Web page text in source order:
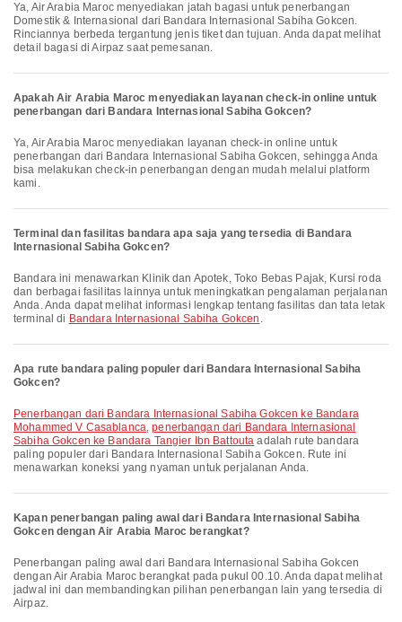
Ya, Air Arabia Maroc menyediakan jatah bagasi untuk penerbangan
Domestik & Internasional dari Bandara Internasional Sabiha Gokcen.
Rinciannya berbeda tergantung jenis tiket dan tujuan. Anda dapat melihat
detail bagasi di Airpaz saat pemesanan.
Apakah Air Arabia Maroc menyediakan layanan check-in online untuk
penerbangan dari Bandara Internasional Sabiha Gokcen?
Ya, Air Arabia Maroc menyediakan layanan check-in online untuk
penerbangan dari Bandara Internasional Sabiha Gokcen, sehingga Anda
bisa melakukan check-in penerbangan dengan mudah melalui platform
kami.
Terminal dan fasilitas bandara apa saja yang tersedia di Bandara
Internasional Sabiha Gokcen?
Bandara ini menawarkan Klinik dan Apotek, Toko Bebas Pajak, Kursi roda
dan berbagai fasilitas lainnya untuk meningkatkan pengalaman perjalanan
Anda. Anda dapat melihat informasi lengkap tentang fasilitas dan tata letak
terminal di Bandara Internasional Sabiha Gokcen .
Apa rute bandara paling populer dari Bandara Internasional Sabiha
Gokcen?
penerbangan dari Bandara Internasional Sabiha Gokcen ke Bandara
Mohammed V Casablanca,penerbangan dari Bandara Internasional
Sabiha Gokcen ke Bandara Tangier Ibn Battouta adalah rute bandara
paling populer dari Bandara Internasional Sabiha Gokcen. Rute ini
menawarkan koneksi yang nyaman untuk perjalanan Anda.
Kapan penerbangan paling awal dari Bandara Internasional Sabiha
Gokcen dengan Air Arabia Maroc berangkat?
Penerbangan paling awal dari Bandara Internasional Sabiha Gokcen
dengan Air Arabia Maroc berangkat pada pukul 00.10. Anda dapat melihat
jadwal ini dan membandingkan pilihan penerbangan lain yang tersedia di
Airpaz.